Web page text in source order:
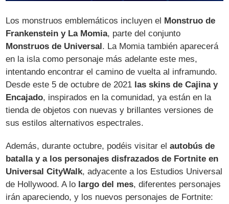
Los monstruos emblemáticos incluyen el Monstruo de
Frankenstein y La Momia, parte del conjunto
Monstruos de Universal. La Momia también aparecerá
en la isla como personaje más adelante este mes,
intentando encontrar el camino de vuelta al inframundo.
Desde este 5 de octubre de 2021 las skins de Cajina y
Encajado, inspirados en la comunidad, ya están en la
tienda de objetos con nuevas y brillantes versiones de
sus estilos alternativos espectrales.
Además, durante octubre, podéis visitar elautobús de
batalla y a los personajes disfrazados de Fortnite en
Universal CityWalk, adyacente a los Estudios Universal
de Hollywood. A lo largo del mes, diferentes personajes
irán apareciendo, y los nuevos personajes de Fortnite: